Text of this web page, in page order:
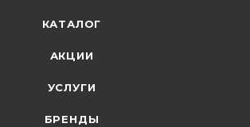
КАТАЛОГ
АКЦИИ
УСЛУГИ
БРЕНДЫ